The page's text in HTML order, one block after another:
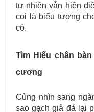
tự nhiên vẫn hiện
coi là biểu tượng
có.
Tìm Hiểu chân
cương
Cùng nhìn sang
sao gạch giả đá lại